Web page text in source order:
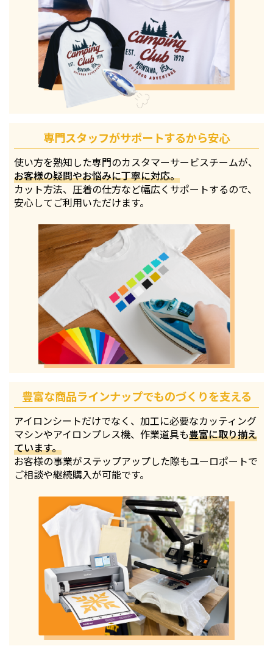
専門スタッフがサポートするから安心
使い方を熟知した専門のカスタマーサービスチームが、
お客様の疑問やお悩みに丁寧に対応。
カット方法、圧着の仕方など幅広くサポートするので、
安心してご利用いただけます。
豊富な商品ラインナップでものづくりを支える
アイロンシートだけでなく、加工に必要なカッティング
マシンやアイロンプレス機、作業道具も豊富に取り揃え
ています。
お客様の事業がステップアップした際もユーロポートで
ご相談や継続購入が可能です。